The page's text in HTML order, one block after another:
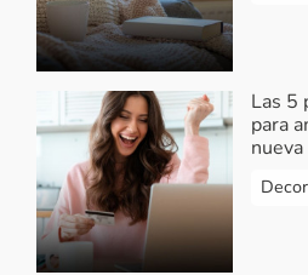
Las 5
para
nueva